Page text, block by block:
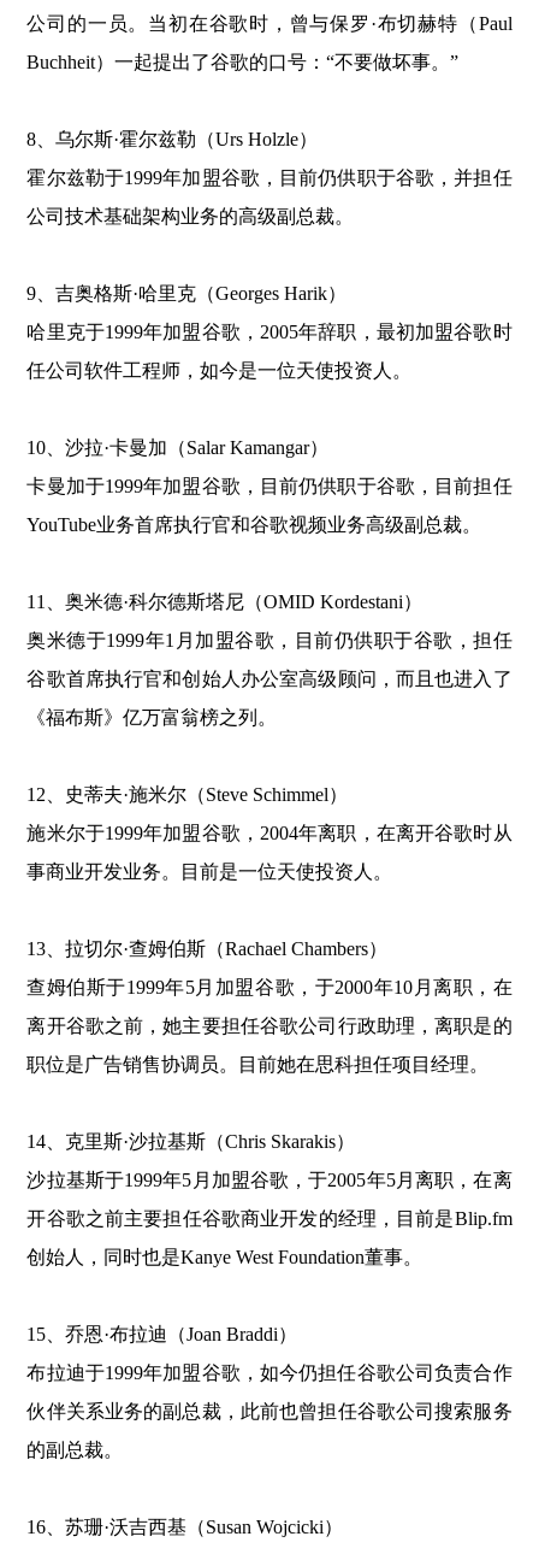
公司的一员。当初在谷歌时，曾与保罗·布切赫特（Paul
Buchheit）一起提出了谷歌的口号：“不要做坏事。”
8、乌尔斯·霍尔兹勒（Urs Holzle）
霍尔兹勒于1999年加盟谷歌，目前仍供职于谷歌，并担任
公司技术基础架构业务的高级副总裁。
9、吉奥格斯·哈里克（Georges Harik）
哈里克于1999年加盟谷歌，2005年辞职，最初加盟谷歌时
任公司软件工程师，如今是一位天使投资人。
10、沙拉·卡曼加（Salar Kamangar）
卡曼加于1999年加盟谷歌，目前仍供职于谷歌，目前担任
YouTube业务首席执行官和谷歌视频业务高级副总裁。
11、奥米德·科尔德斯塔尼（OMID Kordestani）
奥米德于1999年1月加盟谷歌，目前仍供职于谷歌，担任
谷歌首席执行官和创始人办公室高级顾问，而且也进入了
《福布斯》亿万富翁榜之列。
12、史蒂夫·施米尔（Steve Schimmel）
施米尔于1999年加盟谷歌，2004年离职，在离开谷歌时从
事商业开发业务。目前是一位天使投资人。
13、拉切尔·查姆伯斯（Rachael Chambers）
查姆伯斯于1999年5月加盟谷歌，于2000年10月离职，在
离开谷歌之前，她主要担任谷歌公司行政助理，离职是的
职位是广告销售协调员。目前她在思科担任项目经理。
14、克里斯·沙拉基斯（Chris Skarakis）
沙拉基斯于1999年5月加盟谷歌，于2005年5月离职，在离
开谷歌之前主要担任谷歌商业开发的经理，目前是Blip.fm
创始人，同时也是Kanye West Foundation董事。
15、乔恩·布拉迪（Joan Braddi）
布拉迪于1999年加盟谷歌，如今仍担任谷歌公司负责合作
伙伴关系业务的副总裁，此前也曾担任谷歌公司搜索服务
的副总裁。
16、苏珊·沃吉西基（Susan Wojcicki）